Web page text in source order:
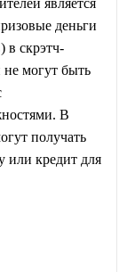
является
деньги
в скрэтч-
не могут быть
В
получать
или кредит для